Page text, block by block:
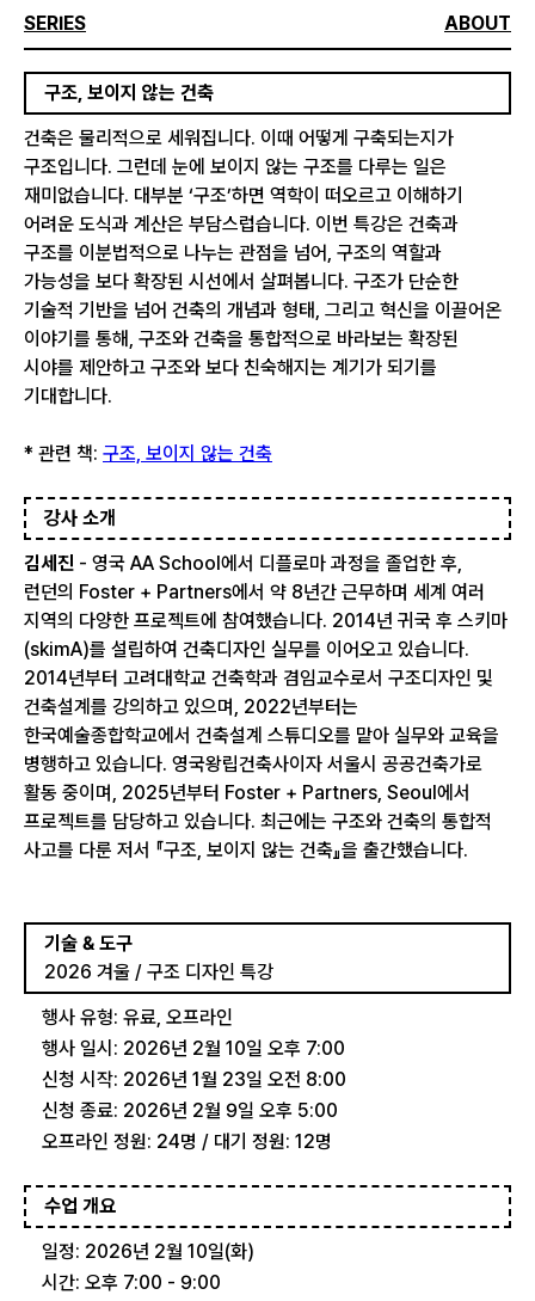
SERIES ABOUT
구조, 보이지 않는 건축
건축은 물리적으로 세워집니다. 이때 어떻게 구축되는지가
구조입니다. 그런데 눈에 보이지 않는 구조를 다루는 일은
재미없습니다. 대부분 ‘구조’하면 역학이 떠오르고 이해하기
어려운 도식과 계산은 부담스럽습니다. 이번 특강은 건축과
구조를 이분법적으로 나누는 관점을 넘어, 구조의 역할과
가능성을 보다 확장된 시선에서 살펴봅니다. 구조가 단순한
기술적 기반을 넘어 건축의 개념과 형태, 그리고 혁신을 이끌어온
이야기를 통해, 구조와 건축을 통합적으로 바라보는 확장된
시야를 제안하고 구조와 보다 친숙해지는 계기가 되기를
기대합니다.
* 관련 책: 구조, 보이지 않는 건축
강사 소개
김세진 - 영국 AA School에서 디플로마 과정을 졸업한 후,
런던의 Foster + Partners에서 약 8년간 근무하며 세계 여러
지역의 다양한 프로젝트에 참여했습니다. 2014년 귀국 후 스키마
(skimA)를 설립하여 건축디자인 실무를 이어오고 있습니다.
2014년부터 고려대학교 건축학과 겸임교수로서 구조디자인 및
건축설계를 강의하고 있으며, 2022년부터는
한국예술종합학교에서 건축설계 스튜디오를 맡아 실무와 교육을
병행하고 있습니다. 영국왕립건축사이자 서울시 공공건축가로
활동 중이며, 2025년부터 Foster + Partners, Seoul에서
프로젝트를 담당하고 있습니다. 최근에는 구조와 건축의 통합적
사고를 다룬 저서 『구조, 보이지 않는 건축』을 출간했습니다.
기술 & 도구
2026 겨울 / 구조 디자인 특강
행사 유형: 유료, 오프라인
행사 일시: 2026년 2월 10일 오후 7:00
신청 시작: 2026년 1월 23일 오전 8:00
신청 종료: 2026년 2월 9일 오후 5:00
오프라인 정원: 24명 / 대기 정원: 12명
수업 개요
일정: 2026년 2월 10일(화)
시간: 오후 7:00 - 9:00